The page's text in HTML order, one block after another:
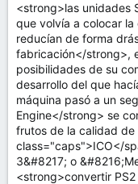
<strong>las unidades
que volvía a colocar la
reducían de forma
fabricación</strong>,
posibilidades de su
desarrollo del que
máquina pasó a un
Engine</strong> se
frutos de la calidad
class="caps">ICO</
3&#8217; o
<strong>convertir